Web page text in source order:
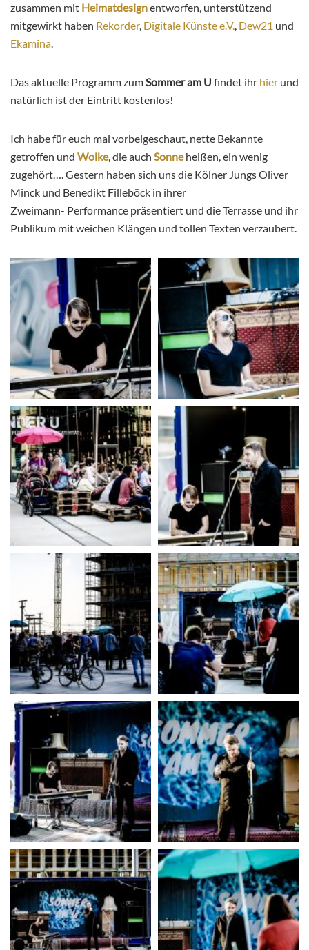
zusammen mit Heimatdesignentworfen, unterstützend
mitgewirkt haben Rekorder, Digitale Künste e.V., Dew21 und
Ekamina.
Das aktuelle Programm zumSommer am U findet ihr hier und
natürlich ist der Eintritt kostenlos!
Ich habe für euch mal vorbeigeschaut, nette Bekannte
getroffen und Wolke, die auch Sonneheißen, ein wenig
zugehört…. Gestern haben sich uns die Kölner Jungs Oliver
Minck und Benedikt Filleböck in ihrer
Zweimann- Performance präsentiert und die Terrasse und ihr
Publikum mit weichen Klängen und tollen Texten verzaubert.